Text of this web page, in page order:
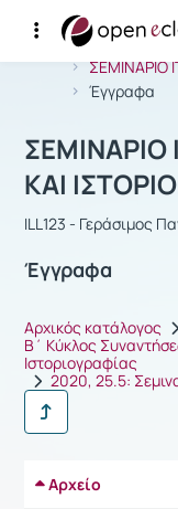
Αρχική Σελίδα
ΣΕΜΙΝΑΡΙΟ
Έγγραφα
Μάθημα :
ΣΕΜΙΝΑΡΙΟ
ΚΑΙ
ILL123 - Γεράσιμος
Έγγραφα
Αρχικός κατάλογος
Β΄ Κύκλος
Ιστοριογραφίας
2020, 25.5:
Αρχείο